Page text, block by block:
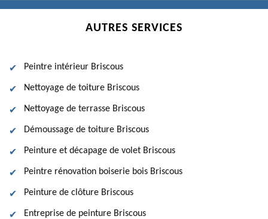
AUTRES SERVICES
Peintre intérieur Briscous
Nettoyage de toiture Briscous
Nettoyage de terrasse Briscous
Démoussage de toiture Briscous
Peinture et décapage de volet Briscous
Peintre rénovation boiserie bois Briscous
Peinture de clôture Briscous
Entreprise de peinture Briscous